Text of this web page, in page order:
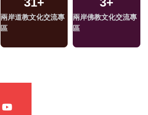
兩岸道教文化交流專
區
兩岸佛教文化交流專
區